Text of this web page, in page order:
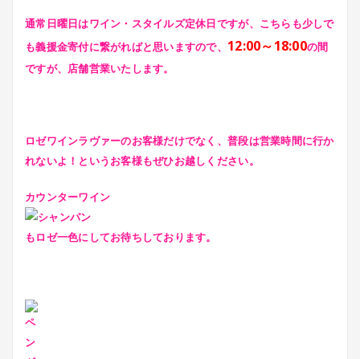
通常日曜日はワイン・スタイルズ定休日ですが、 こちらも少しで
も義援金寄付に繋がればと思いますので、 12:00～18:00の間
ですが、店舗営業いたします。
ロゼワインラヴァーのお客様だけでなく、普段は営業時間に行か
れないよ！というお客様もぜひお越しください。
カウンターワイン
もロゼ一色にしてお待ちしております。